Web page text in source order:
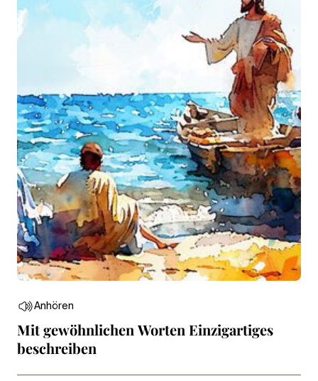
Anhören
Mit gewöhnlichen Worten Einzigartiges
beschreiben